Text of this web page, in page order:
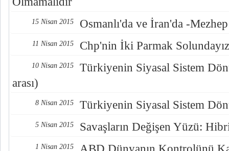
15 Nisan 2015 Osmanlı'da ve İran'da -
11 Nisan 2015 Chp'nin İki Parmak
10 Nisan 2015
Türkiyenin Siyasal Sistem
arası)
8 Nisan 2015 Türkiyenin Siyasal Sistem
5 Nisan 2015 Savaşların Değişen Yüzü:
1 Nisan 2015